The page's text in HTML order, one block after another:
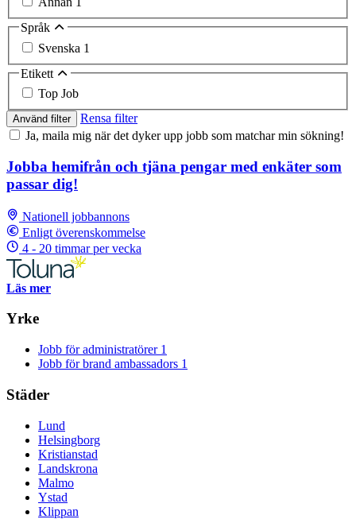
Språk
Svenska 1
Etikett
Top Job
Använd filter
Rensa filter
Ja, maila mig när det dyker upp jobb som matchar min sökning!
Jobba hemifrån och tjäna pengar med enkäter som
passar dig!
Nationell jobbannons
Enligt överenskommelse
4 - 20 timmar per vecka
Läs mer
Yrke
Jobb för administratörer 1
Jobb för brand ambassadors 1
Städer
Lund
Helsingborg
Kristianstad
Landskrona
Malmo
Ystad
Klippan